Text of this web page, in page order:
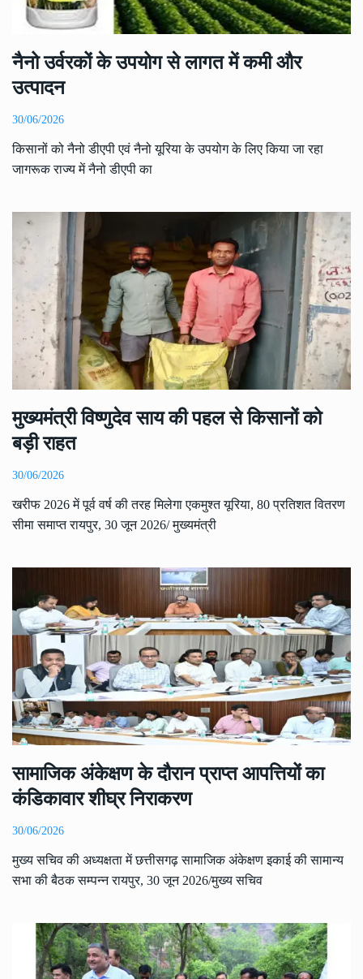
नैनो उर्वरकों के उपयोग से लागत में कमी और
उत्पादन
30/06/2026
किसानों को नैनो डीएपी एवं नैनो यूरिया के उपयोग के लिए किया जा रहा
जागरूक राज्य में नैनो डीएपी का
मुख्यमंत्री विष्णुदेव साय की पहल से किसानों को
बड़ी राहत
30/06/2026
खरीफ 2026 में पूर्व वर्ष की तरह मिलेगा एकमुश्त यूरिया, 80 प्रतिशत वितरण
सीमा समाप्त रायपुर, 30 जून 2026/ मुख्यमंत्री
सामाजिक अंकेक्षण के दौरान प्राप्त आपत्तियों का
कंडिकावार शीघ्र निराकरण
30/06/2026
मुख्य सचिव की अध्यक्षता में छत्तीसगढ़ सामाजिक अंकेक्षण इकाई की सामान्य
सभा की बैठक सम्पन्न रायपुर, 30 जून 2026/मुख्य सचिव